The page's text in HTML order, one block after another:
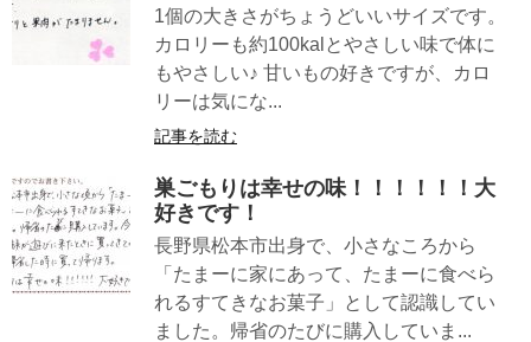
1個の大きさがちょうどいいサイズです。
カロリーも約100kalとやさしい味で体に
もやさしい♪ 甘いもの好きですが、カロ
リーは気にな...
記事を読む
巣ごもりは幸せの味！！！！！！大
好きです！
長野県松本市出身で、小さなころから
「たまーに家にあって、たまーに食べら
れるすてきなお菓子」として認識してい
ました。帰省のたびに購入していま...